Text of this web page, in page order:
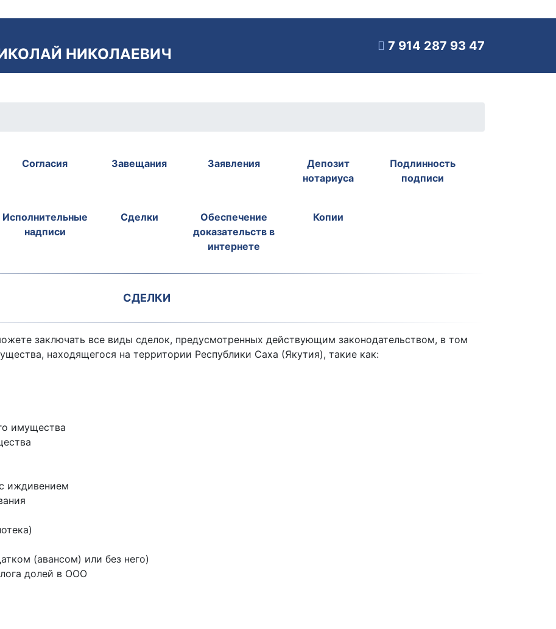
НИКОЛАЕВИЧ
7 914 287 93 47
Согласия Завещания Заявления
Депозит
нотариуса
Подлинность
подписи
Исполнительные
надписи
Сделки
Обеспечение
доказательств в
интернете
Копии
СДЕЛКИ
заключать все виды сделок, предусмотренных действующим законодательством, в том
находящегося на территории Республики Саха (Якутия), такие как:
имущества
иждивением
(авансом) или без него)
долей в ООО